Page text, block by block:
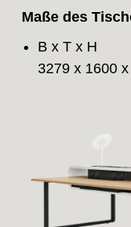
Maße des
B x T x H
3279 x 1600